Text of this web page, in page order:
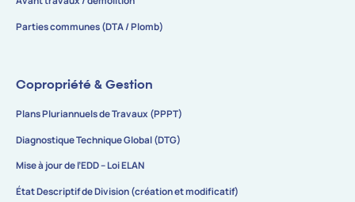
Parties communes (DTA / Plomb)
Copropriété & Gestion
Plans Pluriannuels de Travaux (PPPT)
Diagnostique Technique Global (DTG)
Mise à jour de l’EDD – Loi ELAN
État Descriptif de Division (création et modificatif)